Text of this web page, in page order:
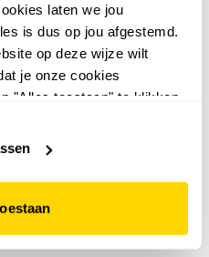
laten we jou
is dus op jou afgestemd.
op deze wijze wilt
je onze cookies
"Alles toestaan" te klikken.